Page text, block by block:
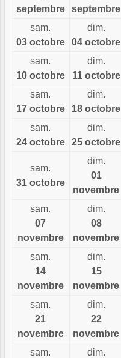
septembre
septembre
sam.
03 octobre
dim.
04 octobre
sam.
10 octobre
dim.
11 octobre
sam.
17 octobre
dim.
18 octobre
sam.
24 octobre
dim.
25 octobre
sam.
31 octobre
dim.
01
novembre
sam.
07
novembre
dim.
08
novembre
sam.
14
novembre
dim.
15
novembre
sam.
21
novembre
dim.
22
novembre
sam.
dim.